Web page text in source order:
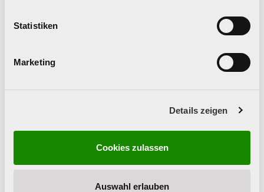
Statistiken
Marketing
Details zeigen
Cookies zulassen
Auswahl erlauben